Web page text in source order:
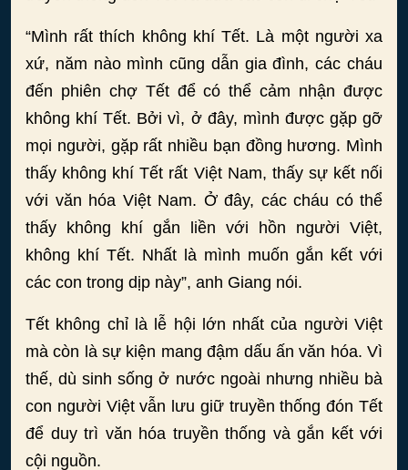
“Mình rất thích không khí Tết. Là một người xa
xứ, năm nào mình cũng dẫn gia đình, các cháu
đến phiên chợ Tết để có thể cảm nhận được
không khí Tết. Bởi vì, ở đây, mình được gặp gỡ
mọi người, gặp rất nhiều bạn đồng hương. Mình
thấy không khí Tết rất Việt Nam, thấy sự kết nối
với văn hóa Việt Nam. Ở đây, các cháu có thể
thấy không khí gắn liền với hồn người Việt,
không khí Tết. Nhất là mình muốn gắn kết với
các con trong dịp này”, anh Giang nói.
Tết không chỉ là lễ hội lớn nhất của người Việt
mà còn là sự kiện mang đậm dấu ấn văn hóa. Vì
thế, dù sinh sống ở nước ngoài nhưng nhiều bà
con người Việt vẫn lưu giữ truyền thống đón Tết
để duy trì văn hóa truyền thống và gắn kết với
cội nguồn.